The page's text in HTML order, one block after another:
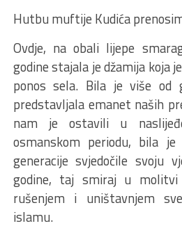
Hutbu muftije Kudića
Ovdje, na obali lijepe
godine stajala je džamija koja
ponos sela. Bila je više od
predstavljala emanet naših
nam je ostavili u
osmanskom periodu, bila
generacije svjedočile svoju
godine, taj smiraj u
rušenjem i uništavnjem
islamu.